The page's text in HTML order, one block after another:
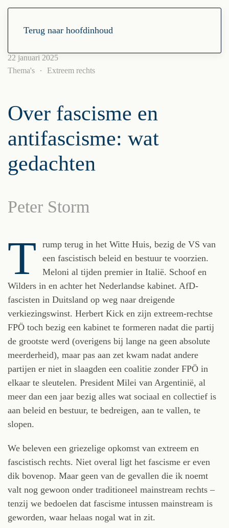
Terug naar hoofdinhoud
22 januari 2025
Thema's
Extreem rechts
Over fascisme en
antifascisme: wat
gedachten
Peter Storm
T
rump terug in het Witte Huis, bezig de VS van
een fascistisch beleid en bestuur te voorzien.
Meloni al tijden premier in Italië. Schoof en
Wilders in en achter het Nederlandse kabinet. AfD-
fascisten in Duitsland op weg naar dreigende
verkiezingswinst. Herbert Kick en zijn extreem-rechtse
FPÖ toch bezig een kabinet te formeren nadat die partij
de grootste werd (overigens bij lange na geen absolute
meerderheid), maar pas aan zet kwam nadat andere
partijen er niet in slaagden een coalitie zonder FPÖ in
elkaar te sleutelen. President Milei van Argentinië, al
meer dan een jaar bezig alles wat sociaal en collectief is
aan beleid en bestuur, te bedreigen, aan te vallen, te
slopen.
We beleven een griezelige opkomst van extreem en
fascistisch rechts. Niet overal ligt het fascisme er even
dik bovenop. Maar geen van de gevallen die ik noemt
valt nog gewoon onder traditioneel mainstream rechts –
tenzij we bedoelen dat fascisme intussen mainstream is
geworden, waar helaas nogal wat in zit.